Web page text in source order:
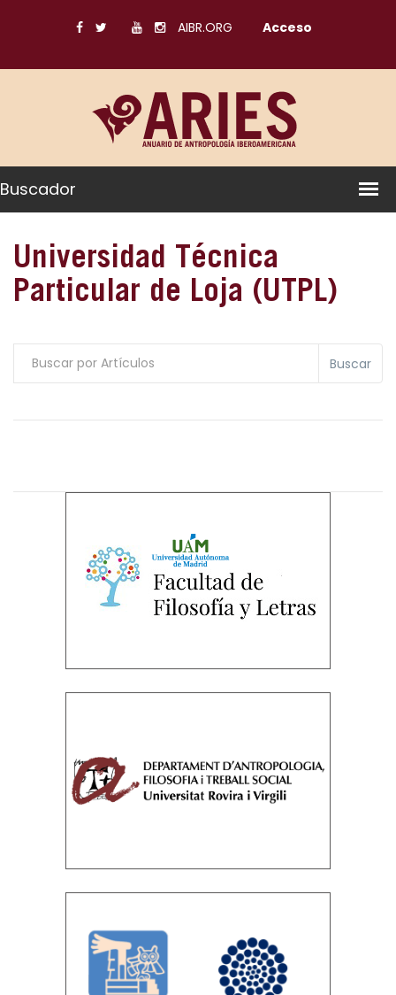
AIBR.ORG Acceso
Buscador
Universidad Técnica
Particular de Loja (UTPL)
Buscar